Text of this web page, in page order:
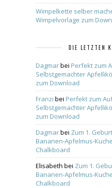
Wimpelkette selber
Wimpelvorlage zum
DIE LETZTEN
Dagmarbei Perfekt zum
Selbstgemachter
zum Download
Franzi bei Perfekt zum
Selbstgemachter
zum Download
Dagmarbei Zum 1.
Bananen-Apfelmus-
Chalkboard
Elisabeth bei Zum 1.
Bananen-Apfelmus-
Chalkboard